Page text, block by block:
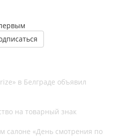
в Белграде объявил
на товарный знак
салоне «День смотрения по